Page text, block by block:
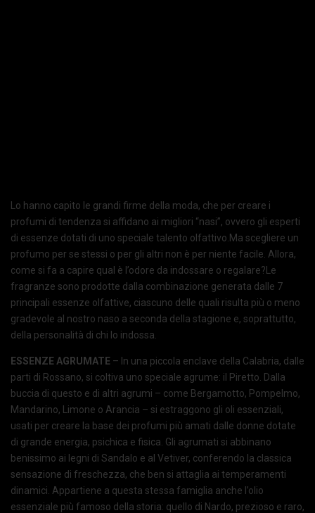
Lo hanno capito le grandi firme della moda, che per creare i
profumi di tendenza si affidano ai migliori “nasi”, ovvero gli esperti
di essenze dotati di uno speciale talento olfattivo.Ma scegliere un
profumo per se stessi o per gli altri non è per niente facile. Allora,
come si fa a capire qual è l’odore da indossare o regalare?Le
fragranze sono prodotte dalla combinazione generata dalle 7
principali essenze olfattive, ciascuno delle quali risulta più o meno
gradevole al nostro naso a seconda della stagione e, soprattutto,
della personalità di chi lo indossa.
ESSENZE AGRUMATE – In una piccola enclave della Calabria, dalle
parti di Rossano, si coltiva uno speciale agrume: il Piretto. Dalla
buccia di questo e di altri agrumi – come Bergamotto, Pompelmo,
Mandarino, Limone o Arancia – si estraggono gli oli essenziali,
usati per creare la base dei profumi più amati dalle donne dotate
di grande energia, psichica e fisica. Gli agrumati si abbinano
benissimo ai legni di Sandalo e al Vetiver, conferendo la classica
sensazione di freschezza, che ben si attaglia ai temperamenti
dinamici. Appartiene a questa stessa famiglia anche l’olio
essenziale più famoso della storia: quello di Nardo, prezioso e raro,